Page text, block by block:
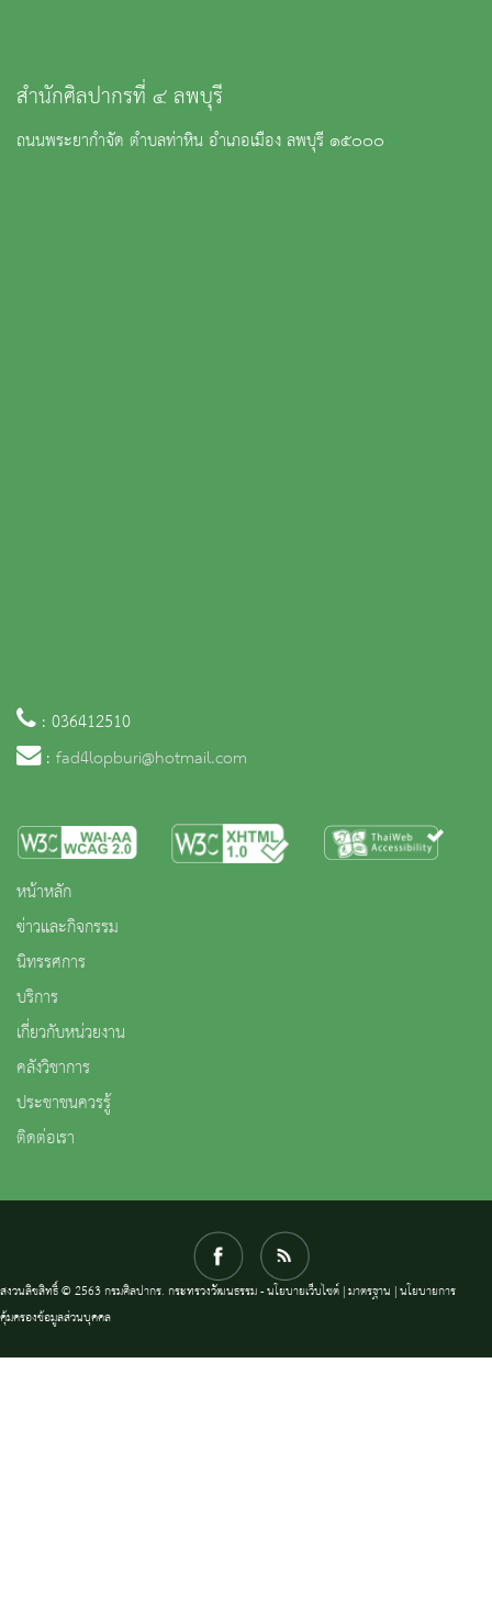
สำนักศิลปากรที่ ๔ ลพบุรี
ถนนพระยากำจัด ตำบลท่าหิน อำเภอเมือง ลพบุรี ๑๕๐๐๐
: 036412510
: fad4lopburi@hotmail.com
หน้าหลัก
ข่าวและกิจกรรม
นิทรรศการ
บริการ
เกี่ยวกับหน่วยงาน
คลังวิชาการ
ประชาชนควรรู้
ติดต่อเรา
สงวนลิขสิทธิ์ © 2563 กรมศิลปากร. กระทรวงวัฒนธรรม -นโยบายเว็บไซต์|มาตรฐาน |นโยบายการ
คุ้มครองข้อมูลส่วนบุคคล